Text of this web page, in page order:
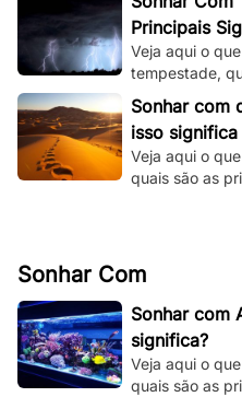
Principais
Veja aqui o
tempestade,
o seu
muito mais.
Sonhar com
isso significa
Veja aqui o
quais são as
Sonhar Com
Sonhar com
significa?
Veja aqui o
quais são as